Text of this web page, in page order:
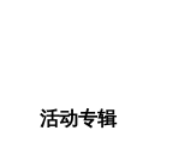
活动专辑